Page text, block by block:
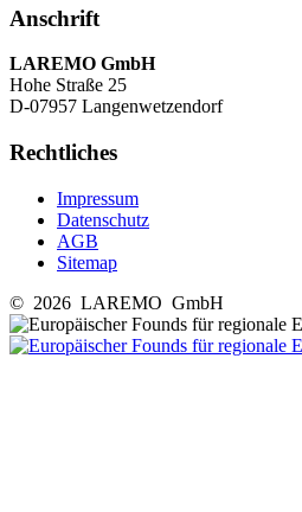
Anschrift
LAREMO GmbH
Hohe Straße 25
D-07957 Langenwetzendorf
Rechtliches
Impressum
Datenschutz
AGB
Sitemap
© 2026 LAREMO GmbH